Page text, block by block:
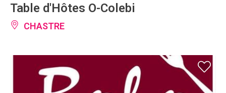
Table d'Hôtes O-Colebi
CHASTRE